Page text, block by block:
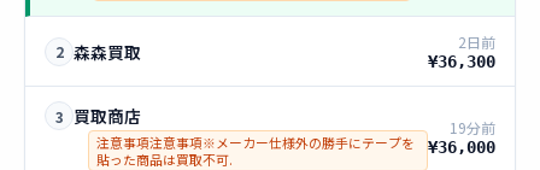
2 森森買取 2日前
¥36,300
3 買取商店
注意事項注意事項※メーカー仕様外の勝手にテープを
貼った商品は買取不可.
19分前
¥36,000